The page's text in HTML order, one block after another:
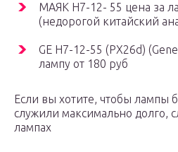
МАЯК H7-12- 55 цена за
(недорогой китайский
GE H7-12-55 (PX26d)
лампу от 180 руб
Если вы хотите, чтобы лампы
служили максимально долго,
лампах